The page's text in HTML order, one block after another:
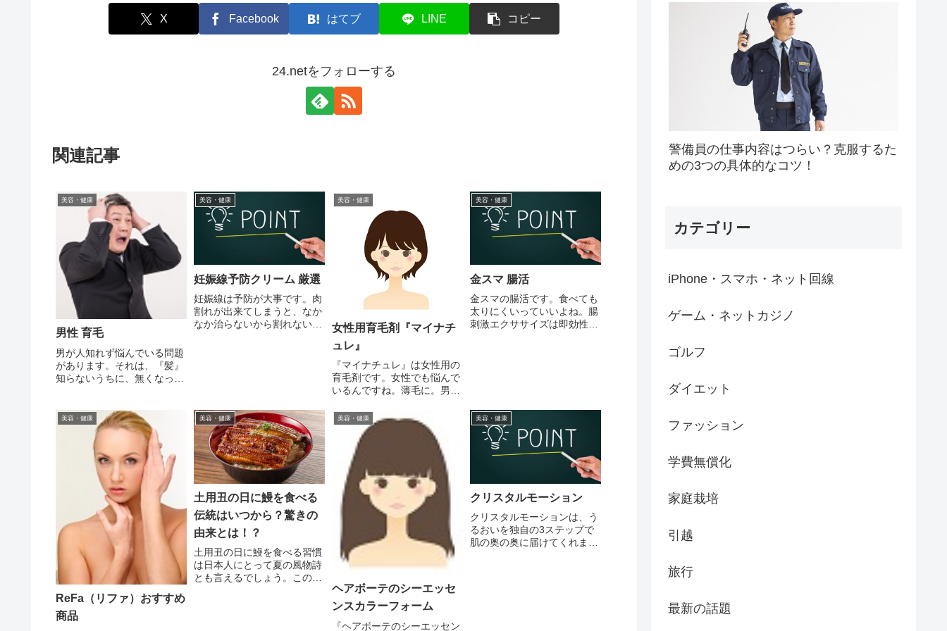
X Facebook はてブ LINE コピー
24.netをフォローする
関連記事
美容・健康
男性 育毛
男が人知れず悩んでいる問題
があります。それは、『髪』
知らないうちに、無くなって
って、日々男は努力していま
す。育毛シャンプーを使って
みたり、サプリメントを飲ん
でみたり、レーザーをあてて
美容・健康
妊娠線予防クリーム 厳選
妊娠線は予防が大事です。肉
割れが出来てしまうと、なか
なか治らないから割れないよ
ームを...
美容・健康
女性用育毛剤『マイナチ
ュレ』
『マイナチュレ』は女性用の
育毛剤です。女性でも悩んで
いるんですね。薄毛に。男な
女は隠さない訳にはいきませ
ん。薄毛のままでは外出でき
ないし、知り合いにも会えな
いですよね。だから、対策す
る必要があるんです。しかも
人知れ...
美容・健康
金スマ 腸活
金スマの腸活です。食べても
太りにくいっていいよね。腸
刺激エクササイズは即効性が
上浸か...
美容・健康
ReFa（リファ）おすすめ
商品
美容・健康
土用丑の日に鰻を食べる
伝統はいつから？驚きの
由来とは！？
土用丑の日に鰻を食べる習慣
は日本人にとって夏の風物詩
とも言えるでしょう。この伝
美容・健康
ヘアボーテのシーエッセ
ンスカラーフォーム
『ヘアボーテのシーエッセン
美容・健康
クリスタルモーション
クリスタルモーションは、う
るおいを独自の3ステップで
肌の奥の奥に届けてくれま
警備員の仕事内容はつらい？克服するた
めの3つの具体的なコツ！
カテゴリー
iPhone・スマホ・ネット回線
ゲーム・ネットカジノ
ゴルフ
ダイエット
ファッション
学費無償化
家庭栽培
引越
旅行
最新の話題